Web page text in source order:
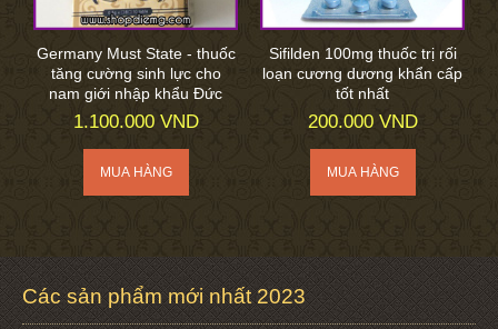
Germany Must State - thuốc
tăng cường sinh lực cho
nam giới nhập khẩu Đức
1.100.000 VND
Sifilden 100mg thuốc trị rối
loạn cương dương khẩn cấp
tốt nhất
200.000 VND
Các sản phẩm mới nhất 2023